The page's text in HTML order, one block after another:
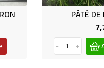
PÂTÉ
-
+